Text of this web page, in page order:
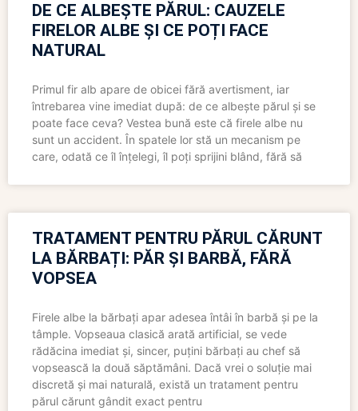
DE CE ALBEȘTE PĂRUL: CAUZELE
FIRELOR ALBE ȘI CE POȚI FACE
NATURAL
Primul fir alb apare de obicei fără avertisment, iar
întrebarea vine imediat după: de ce albește părul și se
poate face ceva? Vestea bună este că firele albe nu
sunt un accident. În spatele lor stă un mecanism pe
care, odată ce îl înțelegi, îl poți sprijini blând, fără să
TRATAMENT PENTRU PĂRUL CĂRUNT
LA BĂRBAȚI: PĂR ȘI BARBĂ, FĂRĂ
VOPSEA
Firele albe la bărbați apar adesea întâi în barbă și pe la
tâmple. Vopseaua clasică arată artificial, se vede
rădăcina imediat și, sincer, puțini bărbați au chef să
vopsească la două săptămâni. Dacă vrei o soluție mai
discretă și mai naturală, există un tratament pentru
părul cărunt gândit exact pentru